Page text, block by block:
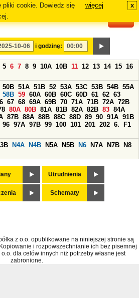
pliki cookie. Dowiedz się
więcej x
i godzinę:
5 6 7 8 9 10A 10B 11 12 13 14 15 16
50B 51A 51B 52 53A 53C 53B 54B 55A
58B 59 60A 60B 60C 60D 61 62 63
67 68 69A 69B 70 71A 71B 72A 72B
80A 80B 81A 81B 82A 82B 83 84A
87B 88A 88B 88C 88D 89 90 91A 91B
96 97A 97B 99 100 101 201 202 6.
F1
N4A N4B N5A N5B N6 N7A N7B
N8
Utrudnienia
Schematy
z o.o. opublikowane na niniejszej stronie są
i rozpowszechnianie ich bez pisemnej
dla celów innych niż potrzeby własne jest
zabronione.